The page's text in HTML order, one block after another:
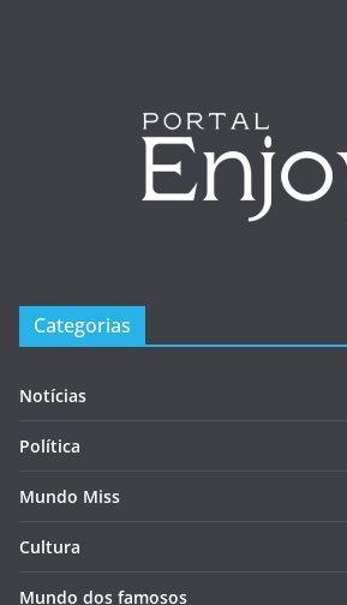
Categorias
Notícias
Política
Mundo Miss
Cultura
Mundo dos famosos